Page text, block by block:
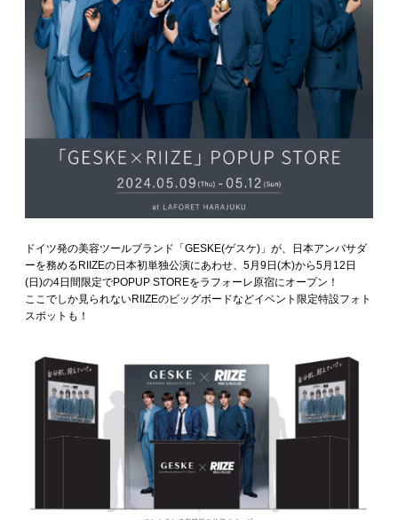
ドイツ発の美容ツールブランド「GESKE(ゲスケ)」が、日本アンバサダ
ーを務めるRIIZEの日本初単独公演にあわせ、5月9日(木)から5月12日
(日)の4日間限定でPOPUP STOREをラフォーレ原宿にオープン！
ここでしか見られないRIIZEのビッグボードなどイベント限定特設フォト
スポットも！